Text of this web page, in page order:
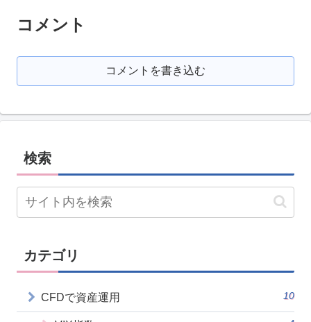
コメント
コメントを書き込む
検索
カテゴリ
CFDで資産運用 10